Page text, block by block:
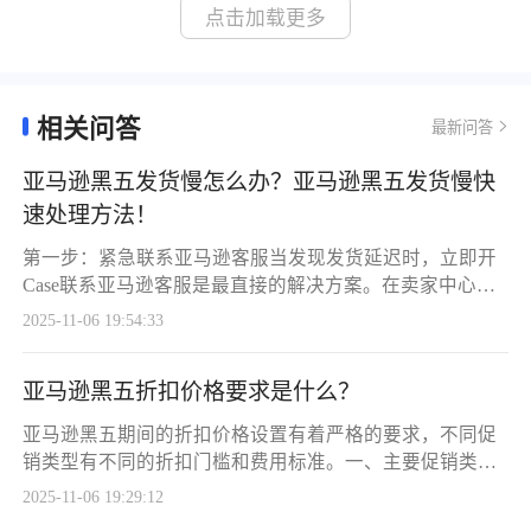
速卖通在欧洲市场下载量首超亚马逊，
200多个品牌其日均销售额为亚马逊2
营产品挤压，叠加系统强制降价BUG
显：促销周期长期化、竞争格局多极
化、消费理性化。卖家策略从单平台依
赖转向多渠道布局，生存取代增长成为
核心目标。
点击加载更多
相关问答 最新问答
亚马逊黑五发货慢怎么办？亚马逊黑五发货慢快
速处理方法！
第一步：紧急联系亚马逊客服当发现发货延迟时，立即开
Case联系亚马逊客服是最直接的解决方案。在卖家中心选
择"物流与配送"类别，提交货件ID、预计到达时间及实际
避免进一步影响销售"。第二步：启动备用物流方案切换
FBM自发货模式是黑五期间最有效的应急措施。如果库存
充足但FBA入仓延迟，立即开启自
2025-11-06 19:54:33
亚马逊黑五折扣价格要求是什么？
亚马逊黑五期间的折扣价格设置有着严格的要求，不同促
销类型有不同的折扣门槛和费用标准。一、主要促销类型
及折扣要求1. Best Deals（最佳优惠）折扣要求：至少15%
2025-11-06 19:29:12